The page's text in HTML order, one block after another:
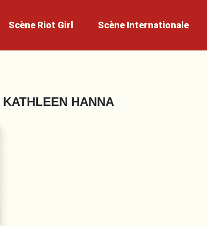
Scène Riot Girl Scène Internationale
KATHLEEN HANNA